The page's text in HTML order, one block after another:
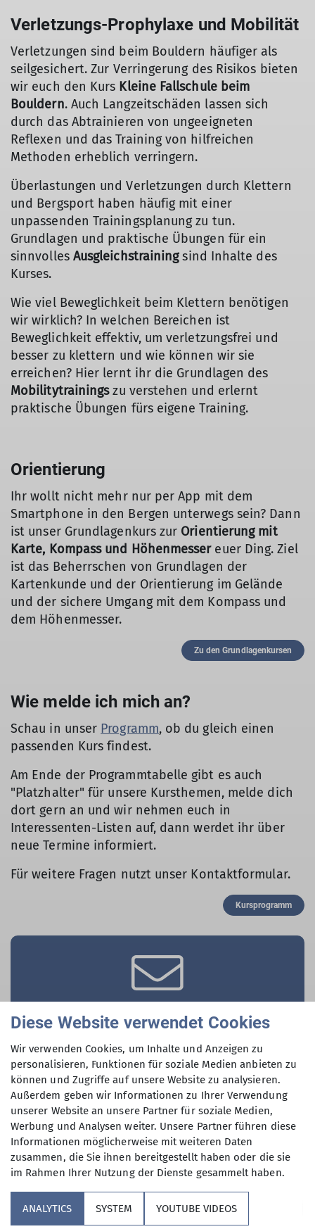
Verletzungs-Prophylaxe und Mobilität
Verletzungen sind beim Bouldern häufiger als
seilgesichert. Zur Verringerung des Risikos bieten
wir euch den Kurs Kleine Fallschule beim
Bouldern. Auch Langzeitschäden lassen sich
durch das Abtrainieren von ungeeigneten
Reflexen und das Training von hilfreichen
Methoden erheblich verringern.
Überlastungen und Verletzungen durch Klettern
und Bergsport haben häufig mit einer
unpassenden Trainingsplanung zu tun.
Grundlagen und praktische Übungen für ein
sinnvolles Ausgleichstrainingsind Inhalte des
Kurses.
Wie viel Beweglichkeit beim Klettern benötigen
wir wirklich? In welchen Bereichen ist
Beweglichkeit effektiv, um verletzungsfrei und
besser zu klettern und wie können wir sie
erreichen? Hier lernt ihr die Grundlagen des
Mobilitytrainingszu verstehen und erlernt
praktische Übungen fürs eigene Training.
Orientierung
Ihr wollt nicht mehr nur per App mit dem
Smartphone in den Bergen unterwegs sein? Dann
ist unser Grundlagenkurs zur Orientierung mit
Karte, Kompass und Höhenmessereuer Ding. Ziel
ist das Beherrschen von Grundlagen der
Kartenkunde und der Orientierung im Gelände
und der sichere Umgang mit dem Kompass und
dem Höhenmesser.
Zu den Grundlagenkursen
Wie melde ich mich an?
Schau in unser Programm, ob du gleich einen
passenden Kurs findest.
Am Ende der Programmtabelle gibt es auch
"Platzhalter" für unsere Kursthemen, melde dich
dort gern an und wir nehmen euch in
Interessenten-Listen auf, dann werdet ihr über
neue Termine informiert.
Für weitere Fragen nutzt unser Kontaktformular.
Kursprogramm
Kursverwaltung
Anfrage an die Kursverwaltung des AlpinClub Berlin
Zur Anfrageseite
Unsere Sektion
Diese Website verwendet Cookies
Wir verwenden Cookies, um Inhalte und Anzeigen zu
personalisieren, Funktionen für soziale Medien anbieten zu
können und Zugriffe auf unsere Website zu analysieren.
Außerdem geben wir Informationen zu Ihrer Verwendung
unserer Website an unsere Partner für soziale Medien,
Werbung und Analysen weiter. Unsere Partner führen diese
Informationen möglicherweise mit weiteren Daten
zusammen, die Sie ihnen bereitgestellt haben oder die sie
im Rahmen Ihrer Nutzung der Dienste gesammelt haben.
ANALYTICS SYSTEM YOUTUBE VIDEOS